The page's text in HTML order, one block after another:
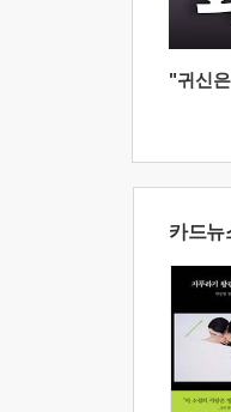
"귀신
카드뉴